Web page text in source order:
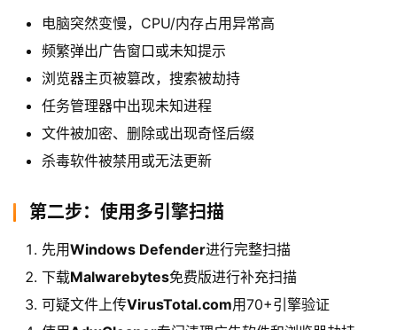
电脑突然变慢，CPU/内存占用异常高
频繁弹出广告窗口或未知提示
浏览器主页被篡改，搜索被劫持
任务管理器中出现未知进程
文件被加密、删除或出现奇怪后缀
杀毒软件被禁用或无法更新
第二步：使用多引擎扫描
先用Windows Defender进行完整扫描
下载Malwarebytes免费版进行补充扫描
可疑文件上传VirusTotal.com用70+引擎验证